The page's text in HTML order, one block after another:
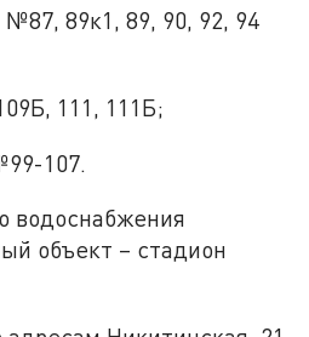
89к1, 89, 90, 92, 94
111, 111Б;
107.
водоснабжения
объект – стадион